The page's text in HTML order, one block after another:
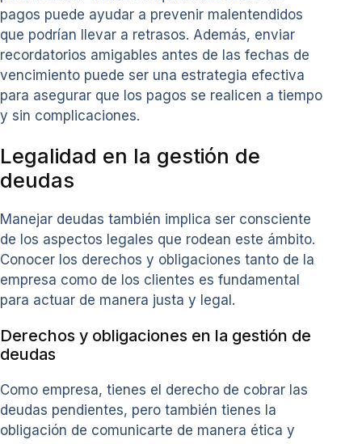
pagos puede ayudar a prevenir malentendidos
que podrían llevar a retrasos. Además, enviar
recordatorios amigables antes de las fechas de
vencimiento puede ser una estrategia efectiva
para asegurar que los pagos se realicen a tiempo
y sin complicaciones.
Legalidad en la gestión de
deudas
Manejar deudas también implica ser consciente
de los aspectos legales que rodean este ámbito.
Conocer los derechos y obligaciones tanto de la
empresa como de los clientes es fundamental
para actuar de manera justa y legal.
Derechos y obligaciones en la gestión de
deudas
Como empresa, tienes el derecho de cobrar las
deudas pendientes, pero también tienes la
obligación de comunicarte de manera ética y